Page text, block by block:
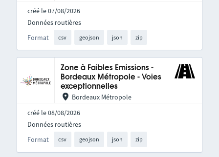
créé le 07/08/2026
Format csv geojson json zip
Données routières
Zone à Faibles Emissions -
Bordeaux Métropole - Voies
exceptionnelles
Bordeaux Métropole
créé le 08/08/2026
Format csv geojson json zip
Données routières